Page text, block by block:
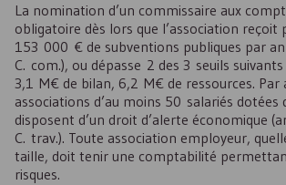
La nomination d’un commissaire aux
obligatoire dès lors que l’association reçoit
153 000 € de subventions publiques par
C. com.), ou dépasse 2 des 3 seuils
3,1 M€ de bilan, 6,2 M€ de ressources. Par
associations d’au moins 50 salariés dotées
disposent d’un droit d’alerte économique
C. trav.). Toute association employeur,
taille, doit tenir une comptabilité
risques.